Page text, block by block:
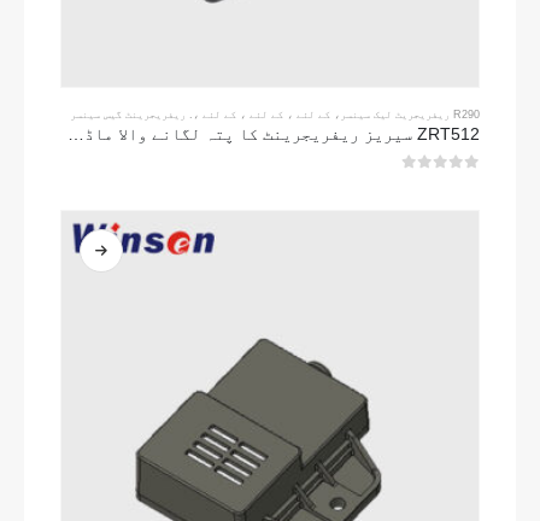
R290 ریفریجریٹ لیک سینسر ، کے لئے ، کے لئے ، کے لئے ،. ریفریجرینٹ گیس سینسر